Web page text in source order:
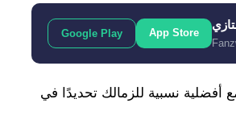
App Store
Google Play
أفضلية نسبية للزمالك تحديدًا في